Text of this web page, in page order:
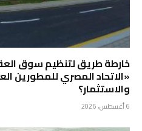
خارطة طريق لتنظيم سوق
«الاتحاد المصري للمطورين
والاستثمار؟
6 أغسطس، 2026